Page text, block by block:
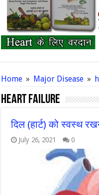
Home » Major Disease »
Heart Failure
दिल (हार्ट) को स्वस्थ
July 26, 2021 0